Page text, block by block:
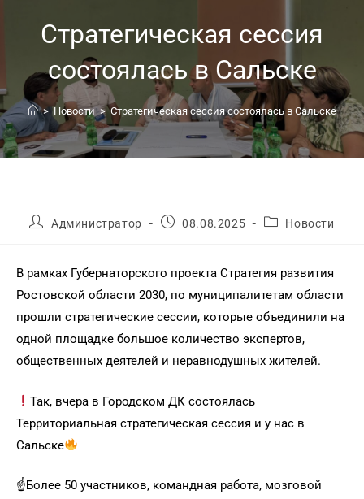
Стратегическая сессия
состоялась в Сальске
> Новости > Стратегическая сессия состоялась в Сальске
Администратор 08.08.2025 Новости
В рамках Губернаторского проекта Стратегия развития
Ростовской области 2030, по муниципалитетам области
прошли стратегические сессии, которые объединили на
одной площадке большое количество экспертов,
общественных деятелей и неравнодушных жителей.
Так, вчера в Городском ДК состоялась
Территориальная стратегическая сессия и у нас в
Сальске
☝️Более 50 участников, командная работа, мозговой